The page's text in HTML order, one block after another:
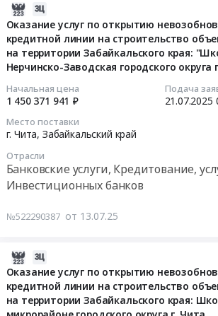
Оказание услуг по открытию
кредитной линии на строительство
на территории Забайкальского края:
Нерчинско-Заводская городского округа
Начальная цена
1 450 371 941 ₽
Подача
21.07.2025
Место поставки
г. Чита, Забайкальский край
Отрасли
Банковские услуги, Кредитование,
Инвестиционных банков
№522290387 от 13.07.25
Оказание услуг по открытию
кредитной линии на строительство
на территории Забайкальского края: